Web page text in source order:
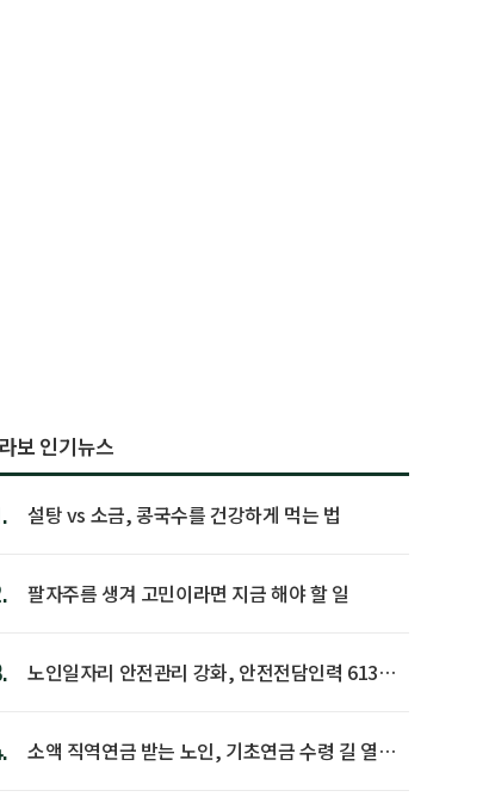
보 인기뉴스
설탕 vs 소금, 콩국수를 건강하게 먹는 법
팔자주름 생겨 고민이라면 지금 해야 할 일
노인일자리 안전관리 강화, 안전전담인력 613명
소액 직역연금 받는 노인, 기초연금 수령 길 열린